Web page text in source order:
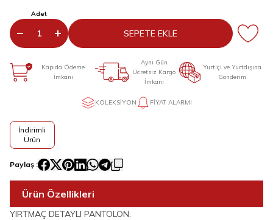
Adet
SEPETE EKLE
Kapıda Ödeme
İmkanı
Aynı Gün
Ücretsiz Kargo
İmkanı
Yurtiçi ve Yurtdışına
Gönderim
KOLEKSIYON FIYAT ALARMI
İndirimli
Ürün
Paylaş :
Ürün Özellikleri
YIRTMAÇ DETAYLI PANTOLON: